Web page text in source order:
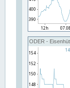
ODER -